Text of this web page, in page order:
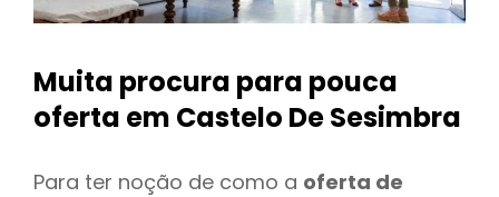
Muita procura para pouca
oferta em Castelo De Sesimbra
Para ter noção de como a oferta de